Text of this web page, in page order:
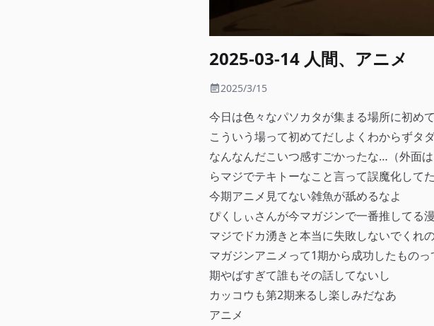
2025-03-14 人間、アニメ
2025/3/15
今日は色々なパソカタが集まる場所に初め
こういう場って初めてだしよくわからずタ
なんなんだこいつ感すごかったな…（外面
らマジでテキトーなこと言って誤魔化してた
今期アニメ見てない雑魚が舐めるなよ
ぴくしぃさんが今マガジンで一番推してる
マジでドカ湧きと本当に失敗しないでくれ
マガジンアニメって1期から成功したもの
期やばすぎて誰もその話してないし
カッコウも第2期来るし楽しみだなあ
アニメ